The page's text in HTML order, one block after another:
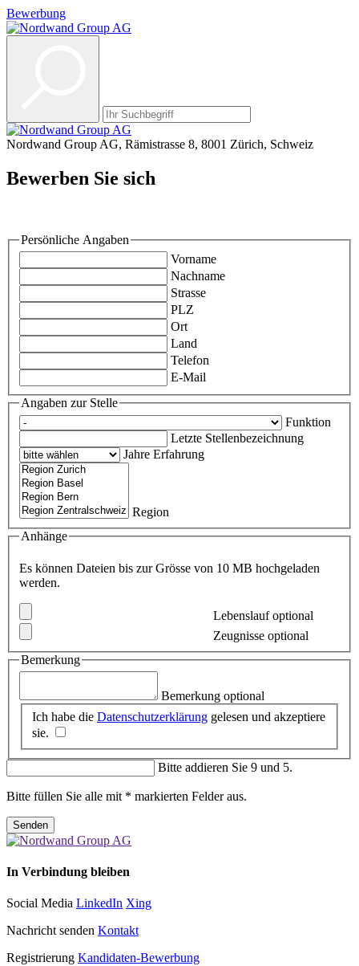
Bewerbung
Nordwand Group AG, Rämistrasse 8, 8001 Zürich, Schweiz
Bewerben Sie sich
Persönliche Angaben
Vorname
Nachname
Strasse
PLZ
Ort
Land
Telefon
E-Mail
Angaben zur Stelle
Funktion
Letzte Stellenbezeichnung
Jahre Erfahrung
Region
Anhänge
Es können Dateien bis zur Grösse von 10 MB hochgeladen
werden.
Lebenslaufoptional
Zeugnisse optional
Bemerkung
Bemerkung optional
Ich habe die Datenschutzerklärung gelesen und akzeptiere
sie.
Bitte addieren Sie 9 und 5.
Bitte füllen Sie alle mit * markierten Felder aus.
Senden
In Verbindung bleiben
Social Media LinkedIn Xing
Nachricht senden Kontakt
Registrierung Kandidaten-Bewerbung